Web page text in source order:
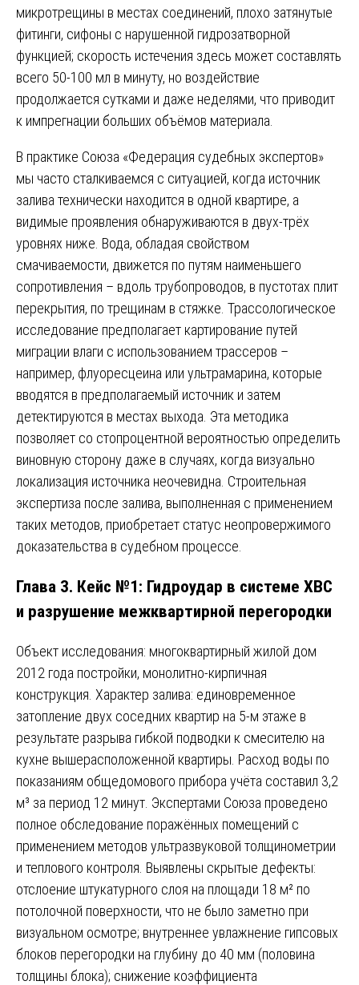
микротрещины в местах соединений, плохо затянутые
фитинги, сифоны с нарушенной гидрозатворной
функцией; скорость истечения здесь может составлять
всего 50-100 мл в минуту, но воздействие
продолжается сутками и даже неделями, что приводит
к импрегнации больших объёмов материала.
В практике Союза «Федерация судебных экспертов»
мы часто сталкиваемся с ситуацией, когда источник
залива технически находится в одной квартире, а
видимые проявления обнаруживаются в двух-трёх
уровнях ниже. Вода, обладая свойством
смачиваемости, движется по путям наименьшего
сопротивления – вдоль трубопроводов, в пустотах плит
перекрытия, по трещинам в стяжке. Трассологическое
исследование предполагает картирование путей
миграции влаги с использованием трассеров –
например, флуоресцеина или ультрамарина, которые
вводятся в предполагаемый источник и затем
детектируются в местах выхода. Эта методика
позволяет со стопроцентной вероятностью определить
виновную сторону даже в случаях, когда визуально
локализация источника неочевидна. Строительная
экспертиза после залива, выполненная с применением
таких методов, приобретает статус неопровержимого
доказательства в судебном процессе.
Глава 3. Кейс №1: Гидроудар в системе ХВС
и разрушение межквартирной перегородки
Объект исследования: многоквартирный жилой дом
2012 года постройки, монолитно-кирпичная
конструкция. Характер залива: единовременное
затопление двух соседних квартир на 5-м этаже в
результате разрыва гибкой подводки к смесителю на
кухне вышерасположенной квартиры. Расход воды по
показаниям общедомового прибора учёта составил 3,2
м³ за период 12 минут. Экспертами Союза проведено
полное обследование поражённых помещений с
применением методов ультразвуковой толщинометрии
и теплового контроля. Выявлены скрытые дефекты:
отслоение штукатурного слоя на площади 18 м² по
потолочной поверхности, что не было заметно при
визуальном осмотре; внутреннее увлажнение гипсовых
блоков перегородки на глубину до 40 мм (половина
толщины блока); снижение коэффициента